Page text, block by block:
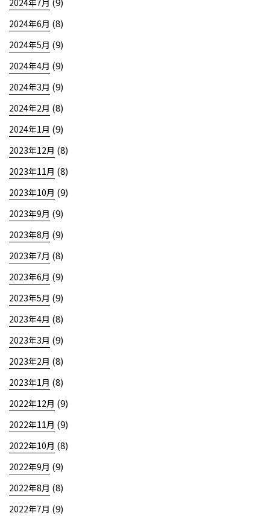
2024年6月 (8)
2024年5月 (9)
2024年4月 (9)
2024年3月 (9)
2024年2月 (8)
2024年1月 (9)
2023年12月 (8)
2023年11月 (8)
2023年10月 (9)
2023年9月 (9)
2023年8月 (9)
2023年7月 (8)
2023年6月 (9)
2023年5月 (9)
2023年4月 (8)
2023年3月 (9)
2023年2月 (8)
2023年1月 (8)
2022年12月 (9)
2022年11月 (9)
2022年10月 (8)
2022年9月 (9)
2022年8月 (8)
2022年7月 (9)